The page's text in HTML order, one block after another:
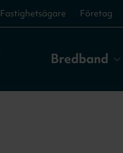
Fastighetsägare Företag
Bredband